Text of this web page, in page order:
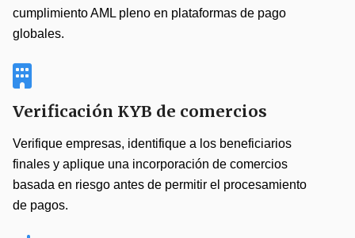
cumplimiento AML pleno en plataformas de pago
globales.
Verificación KYB de comercios
Verifique empresas, identifique a los beneficiarios
finales y aplique una incorporación de comercios
basada en riesgo antes de permitir el procesamiento
de pagos.